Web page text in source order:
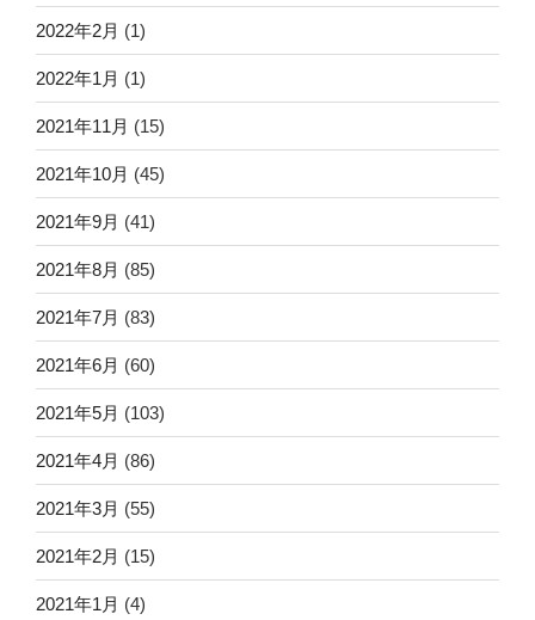
2022年2月 (1)
2022年1月 (1)
2021年11月 (15)
2021年10月 (45)
2021年9月 (41)
2021年8月 (85)
2021年7月 (83)
2021年6月 (60)
2021年5月 (103)
2021年4月 (86)
2021年3月 (55)
2021年2月 (15)
2021年1月 (4)